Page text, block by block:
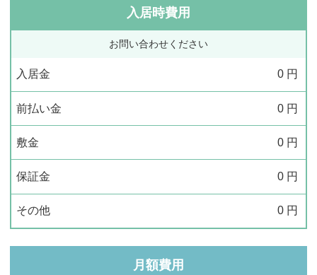
入居時費用
お問い合わせください
入居金 0 円
前払い金 0 円
敷金 0 円
保証金 0 円
その他 0 円
月額費用